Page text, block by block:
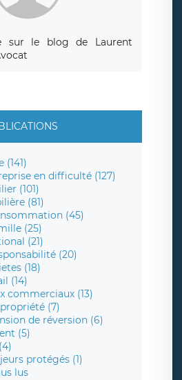
sur le blog de Laurent
en difficulté (127)
(101)
(81)
(45)
(25)
(21)
(20)
(18)
(14)
commerciaux (13)
(7)
de réversion (6)
(5)
protégés (1)
lus